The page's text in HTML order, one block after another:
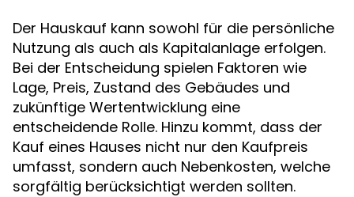
Der Hauskauf kann sowohl für die persönliche
Nutzung als auch als Kapitalanlage erfolgen.
Bei der Entscheidung spielen Faktoren wie
Lage, Preis, Zustand des Gebäudes und
zukünftige Wertentwicklung eine
entscheidende Rolle. Hinzu kommt, dass der
Kauf eines Hauses nicht nur den Kaufpreis
umfasst, sondern auch Nebenkosten, welche
sorgfältig berücksichtigt werden sollten.